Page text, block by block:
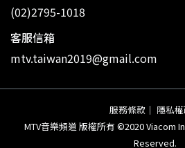
(02)2795-1018
客服信箱
mtv.taiwan2019@gmail.com
服務條款 ｜ 隱私
MTV音樂頻道 版權所有 ©2020 Viacom
Reserved.